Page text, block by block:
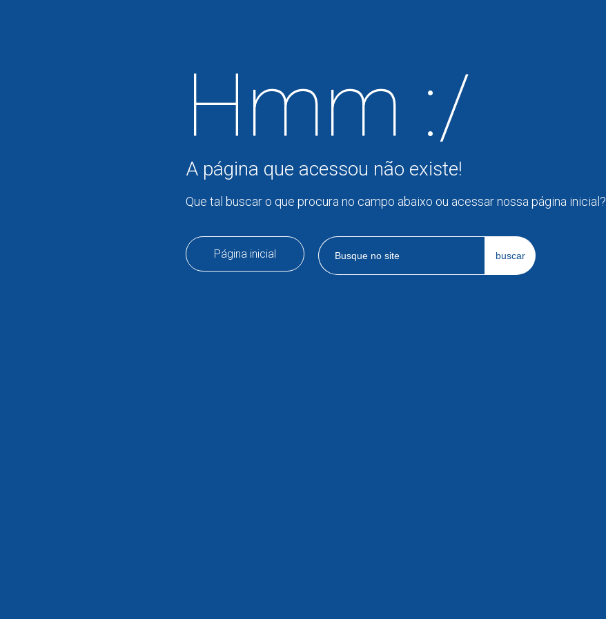
Hmm :/
A página que acessou não existe!
Que tal buscar o que procura no campo abaixo ou acessar nossa página inicial?
Página inicial